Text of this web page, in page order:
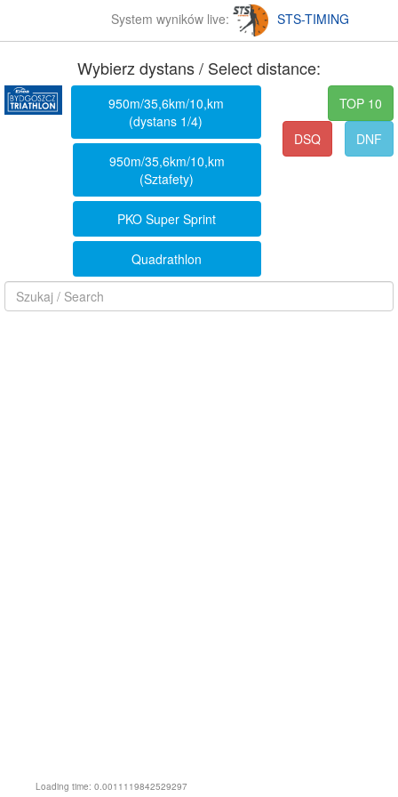
System wyników live: STS-TIMING
Wybierz dystans / Select distance:
950m/35,6km/10,km
(dystans 1/4)
950m/35,6km/10,km
(Sztafety)
PKO Super Sprint
Quadrathlon
TOP 10
DSQ
DNF
Loading time: 0.0011119842529297